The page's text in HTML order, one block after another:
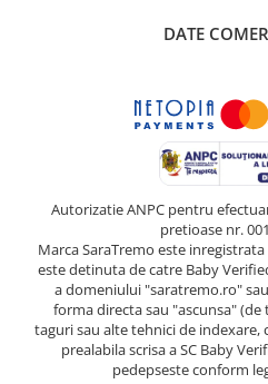
DATE
Autorizatie ANPC pentru
pretioase nr.
Marca SaraTremo este
este detinuta de catre Baby
a domeniului "saratremo.ro" sau
forma directa sau "ascunsa"
taguri sau alte tehnici de indexare,
prealabila scrisa a SC Baby
pedepseste conform